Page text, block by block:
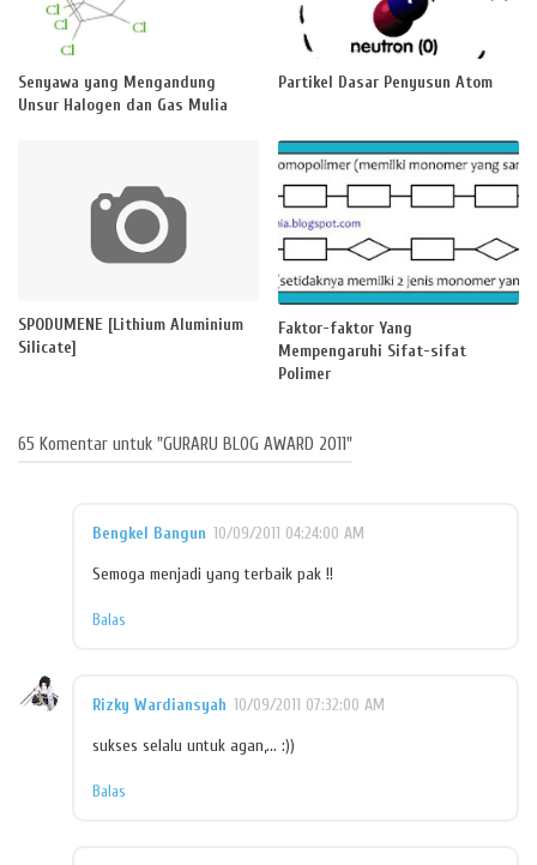
Senyawa yang Mengandung
Unsur Halogen dan Gas Mulia
Partikel Dasar Penyusun Atom
SPODUMENE [Lithium Aluminium
Silicate]
Faktor-faktor Yang
Mempengaruhi Sifat-sifat
Polimer
65 Komentar untuk "GURARU BLOG AWARD 2011"
Bengkel Bangun 10/09/2011 04:24:00 AM
Semoga menjadi yang terbaik pak !!
Balas
Rizky Wardiansyah 10/09/2011 07:32:00 AM
sukses selalu untuk agan,... :))
Balas